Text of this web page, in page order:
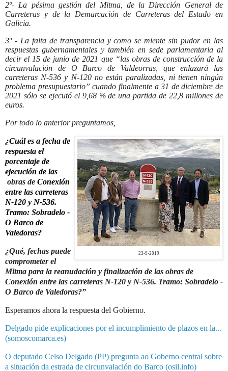
2º- La pésima gestión del Mitma, de la Dirección General de
Carreteras y de la Demarcación de Carreteras del Estado en
Galicia.
3º - La falta de transparencia y como se miente sin pudor en las
respuestas gubernamentales y también en sede parlamentaria al
decir el 15 de junio de 2021 que “las obras de construcción de la
circunvalación de O Barco de Valdeorras, que enlazará las
carreteras N-536 y N-120 no están paralizadas, ni tienen ningún
problema presupuestario” cuando finalmente a 31 de diciembre de
2021 sólo se ejecutó el 9,68 % de una partida de 22,8 millones de
euros.
Por todo lo anterior preguntamos,
23-9-2019
¿Cuál es a fecha de
respuesta el
porcentaje de
ejecución de las
obras de Conexión
entre las carreteras
N-120 y N-536.
Tramo: Sobradelo -
O Barco de
Valedoras?
¿Qué, fechas puede
comprometer el
Mitma para la reanudación y finalización de las obras de
Conexión entre las carreteras N-120 y N-536. Tramo: Sobradelo -
O Barco de Valedoras?”
Esperamos ahora la respuesta del Gobierno.
Delgado pide explicaciones por el incumplimiento de plazos en la...
(somoscomarca.es)
O deputado Celso Delgado (PP) pregunta ao Goberno central sobre
a situación da estrada de circunvalación do Barco (osil.info)